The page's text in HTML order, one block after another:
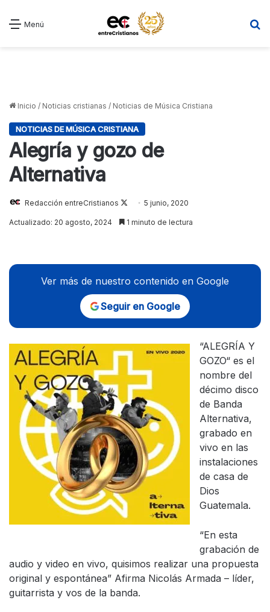
Menú
Inicio / Noticias cristianas / Noticias de Música Cristiana
NOTICIAS DE MÚSICA CRISTIANA
Alegría y gozo de
Alternativa
Redacción entreCristianos
Follow5 junio, 2020
Actualizado: 20 agosto, 2024 1 minuto de lectura
Ver más de nuestro contenido en Google
Seguir en Google
“ALEGRÍA Y
GOZO“ es el
nombre del
décimo disco
de Banda
Alternativa,
grabado en
vivo en las
instalaciones
de casa de
Dios
Guatemala.
“En esta
grabación de
audio y video en vivo, quisimos realizar una propuesta
original y espontánea” Afirma Nicolás Armada – líder,
guitarrista y vos de la banda.